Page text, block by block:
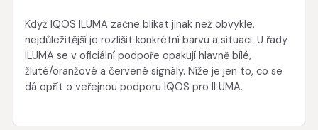
Když IQOS ILUMA začne blikat jinak než obvykle,
nejdůležitější je rozlišit konkrétní barvu a situaci. U řady
ILUMA se v oficiální podpoře opakují hlavně bílé,
žluté/oranžové a červené signály. Níže je jen to, co se
dá opřít o veřejnou podporu IQOS pro ILUMA.